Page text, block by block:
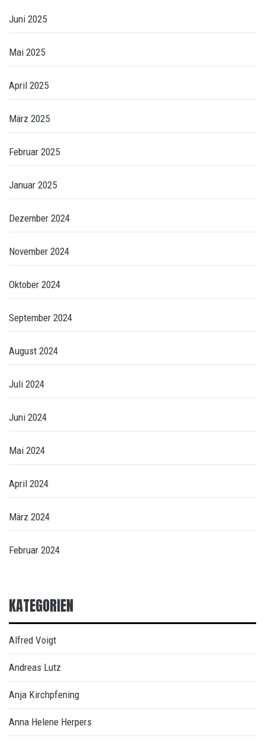
Juni 2025
Mai 2025
April 2025
März 2025
Februar 2025
Januar 2025
Dezember 2024
November 2024
Oktober 2024
September 2024
August 2024
Juli 2024
Juni 2024
Mai 2024
April 2024
März 2024
Februar 2024
KATEGORIEN
Alfred Voigt
Andreas Lutz
Anja Kirchpfening
Anna Helene Herpers